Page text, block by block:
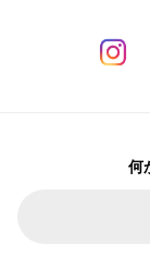
何